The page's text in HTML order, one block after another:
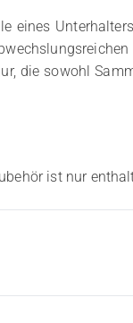
eines
die sowohl
ist nur